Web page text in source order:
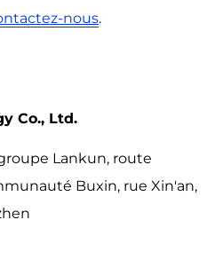
nous.
Co., Ltd.
Lankun, route
Buxin, rue Xin'an,